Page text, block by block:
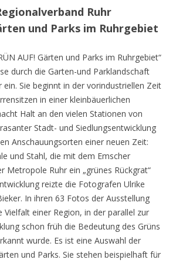
Ruhr
und Parks im Ruhrgebiet
AUF! Gärten und Parks im Ruhrgebiet“
durch die Garten-und Parklandschaft
Sie beginnt in der vorindustriellen Zeit
in einer kleinbäuerlichen
Halt an den vielen Stationen von
Stadt- und Siedlungsentwicklung
Anschauungsorten einer neuen Zeit:
und Stahl, die mit dem Emscher
Metropole Ruhr ein „grünes Rückgrat“
reizte die Fotografen Ulrike
In ihren 63 Fotos der Ausstellung
Vielfalt einer Region, in der parallel zur
schon früh die Bedeutung des Grüns
wurde. Es ist eine Auswahl der
und Parks. Sie stehen beispielhaft für